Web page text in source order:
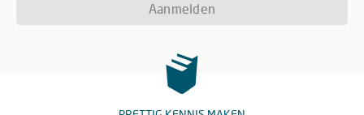
Aanmelden